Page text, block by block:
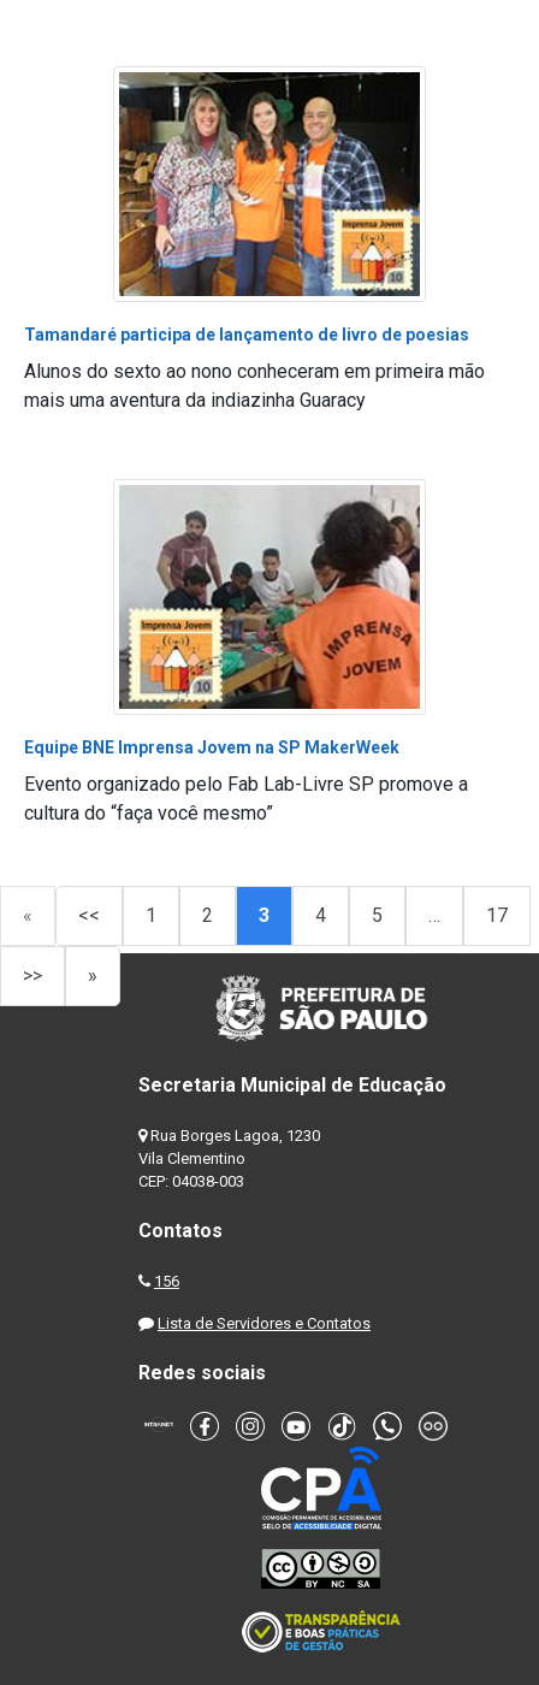
Tamandaré participa de lançamento de livro de poesias
Alunos do sexto ao nono conheceram em primeira mão
mais uma aventura da indiazinha Guaracy
Equipe BNE Imprensa Jovem na SP MakerWeek
Evento organizado pelo Fab Lab-Livre SP promove a
cultura do “faça você mesmo”
« << 1 2 3 4 5 … 17
>> »
Secretaria Municipal de Educação
Rua Borges Lagoa, 1230
Vila Clementino
CEP: 04038-003
Contatos
156
Lista de Servidores e Contatos
Redes sociais